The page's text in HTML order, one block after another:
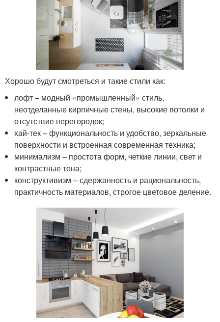
Хорошо будут смотреться и такие стили как:
лофт – модный «промышленный» стиль,
неотделанные кирпичные стены, высокие потолки и
отсутствие перегородок;
хай-тек – функциональность и удобство, зеркальные
поверхности и встроенная современная техника;
минимализм – простота форм, четкие линии, свет и
контрастные тона;
конструктивизм – сдержанность и рациональность,
практичность материалов, строгое цветовое деление.